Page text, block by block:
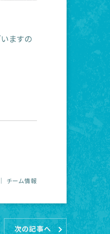
ますの
チーム情報
次の記事へ